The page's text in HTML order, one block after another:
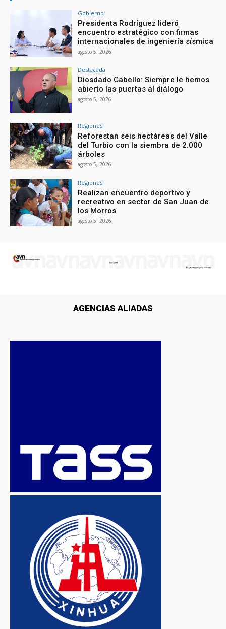
Gobierno
Presidenta Rodríguez lideró
encuentro estratégico con firmas
internacionales de ingeniería sísmica
agosto 5, 2026
Destacada
Diosdado Cabello: Siempre le hemos
abierto las puertas al diálogo
agosto 5, 2026
Regiones
Reforestan seis hectáreas del Valle
del Turbio con la siembra de 2.000
árboles
agosto 5, 2026
Regiones
Realizan encuentro deportivo y
recreativo en sector de San Juan de
los Morros
agosto 5, 2026
AGENCIAS ALIADAS